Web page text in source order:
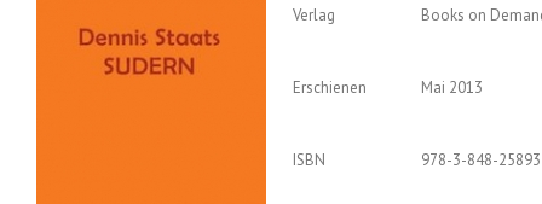
Verlag Books on
Erschienen Mai 2013
ISBN 978-3-848-